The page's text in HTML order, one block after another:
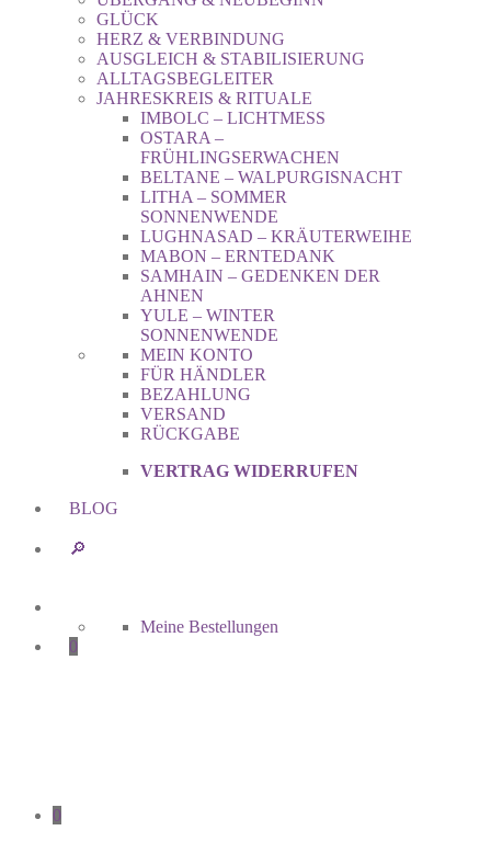
GLÜCK
HERZ & VERBINDUNG
AUSGLEICH & STABILISIERUNG
ALLTAGSBEGLEITER
JAHRESKREIS & RITUALE
IMBOLC – LICHTMESS
OSTARA –
FRÜHLINGSERWACHEN
BELTANE – WALPURGISNACHT
LITHA – SOMMER
SONNENWENDE
LUGHNASAD – KRÄUTERWEIHE
MABON – ERNTEDANK
SAMHAIN – GEDENKEN DER
AHNEN
YULE – WINTER
SONNENWENDE
MEIN KONTO
FÜR HÄNDLER
BEZAHLUNG
VERSAND
RÜCKGABE
VERTRAG WIDERRUFEN
BLOG
🔎︎
Meine Bestellungen
0
0